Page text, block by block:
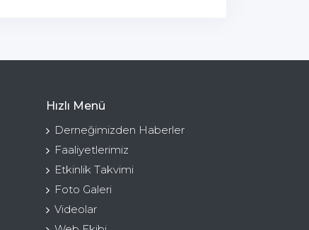
Hızlı Menü
Derneğimizden Haberler
Faaliyetlerimiz
Etkinlik Takvimi
Foto Galeri
Videolar